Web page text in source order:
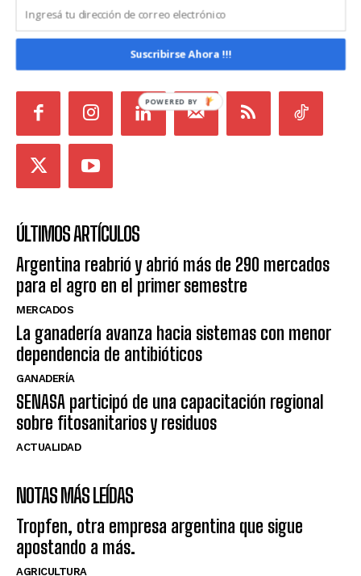
Noticias de Campo es un medio independiente
focalizado en Redes Sociales que intenta aglutinar
todas las noticias del sector en un sólo lugar.
ÚLTIMOS ARTÍCULOS
Argentina reabrió y abrió más de 290 mercados
para el agro en el primer semestre
MERCADOS
La ganadería avanza hacia sistemas con menor
dependencia de antibióticos
GANADERÍA
SENASA participó de una capacitación regional
sobre fitosanitarios y residuos
ACTUALIDAD
NOTAS MÁS LEÍDAS
Tropfen, otra empresa argentina que sigue
apostando a más.
AGRICULTURA
Suscribirse Ahora !!!
POWERED